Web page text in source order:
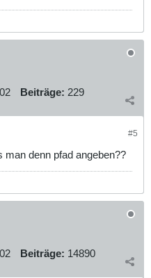
Beiträge: 229
#5
man denn pfad angeben??
Beiträge: 14890